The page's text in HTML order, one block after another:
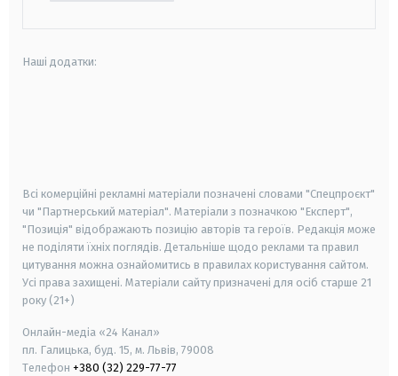
Наші додатки:
Всі комерційні рекламні матеріали позначені словами "Спецпроєкт"
чи "Партнерський матеріал". Матеріали з позначкою "Експерт",
"Позиція" відображають позицію авторів та героїв. Редакція може
не поділяти їхніх поглядів. Детальніше щодо реклами та правил
цитування можна ознайомитись в правилах користування сайтом.
Усі права захищені. Матеріали сайту призначені для осіб старше 21
року (21+)
Онлайн-медіа «24 Канал»
пл. Галицька, буд. 15, м. Львів, 79008
Телефон +380 (32) 229-77-77